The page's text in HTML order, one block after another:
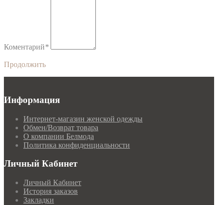
Коментарий*
Продолжить
Информация
Интернет-магазин женской одежды
Обмен/Возврат товара
О компании Белмода
Политика конфиденциальности
Личный Кабинет
Личный Кабинет
История заказов
Закладки